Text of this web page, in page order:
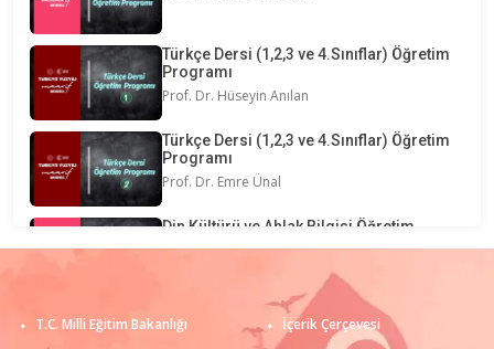
Türkçe Dersi (1,2,3 ve 4.Sınıflar) Öğretim
Programı
Prof. Dr. Hüseyin Anılan
Türkçe Dersi (1,2,3 ve 4.Sınıflar) Öğretim
Programı
Prof. Dr. Emre Ünal
Din Kültürü ve Ahlak Bilgisi Öğretim
Programı
Din Kültürü ve Ahlak Bilgisi Öğretim
Programı
T.C. Milli Eğitim Bakanlığı İçerik Çerçevesi